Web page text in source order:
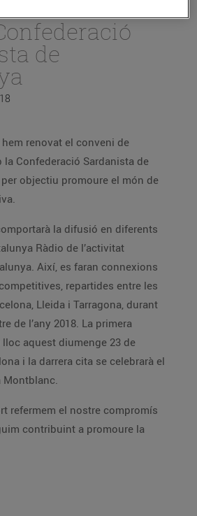
el conveni
de
renovat el conveni de
la Confederació Sardanista de
objectiu promoure el món de
la difusió en diferents
Ràdio de l’activitat
Així, es faran connexions
repartides entre les
Lleida i Tarragona, durant
de l’any 2018. La primera
aquest diumenge 23 de
i la darrera cita se celebrarà el
Montblanc.
refermem el nostre compromís
contribuint a promoure la